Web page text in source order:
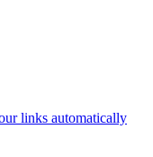
links automatically